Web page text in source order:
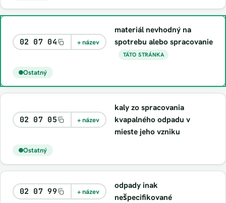
02 07 04 + název
materiál nevhodný na
spotrebu alebo spracovanie
TÁTO STRÁNKA
Ostatný
02 07 05 + název
kaly zo spracovania
kvapalného odpadu v
mieste jeho vzniku
Ostatný
02 07 99 + název
odpady inak
nešpecifikované